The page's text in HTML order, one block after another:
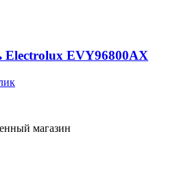
EVY96800AX
магазин